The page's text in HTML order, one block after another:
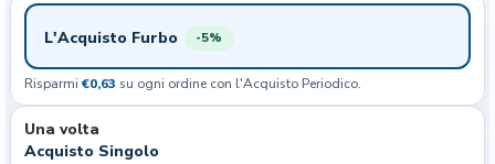
L'Acquisto Furbo -5%
Risparmi €0,63 su ogni ordine con l'Acquisto Periodico.
Una volta
Acquisto Singolo